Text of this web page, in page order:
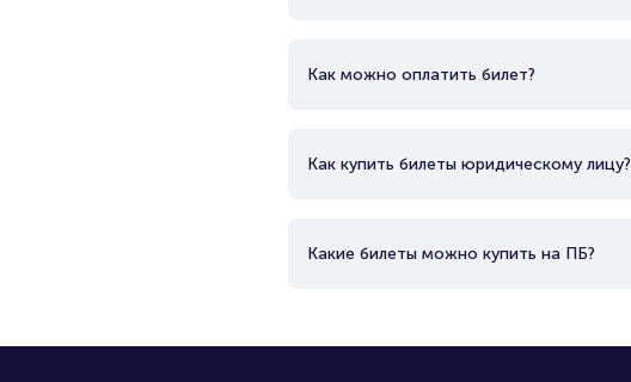
Как можно оплатить билет?
Как купить билеты юридическому лицу?
Какие билеты можно купить на ПБ?